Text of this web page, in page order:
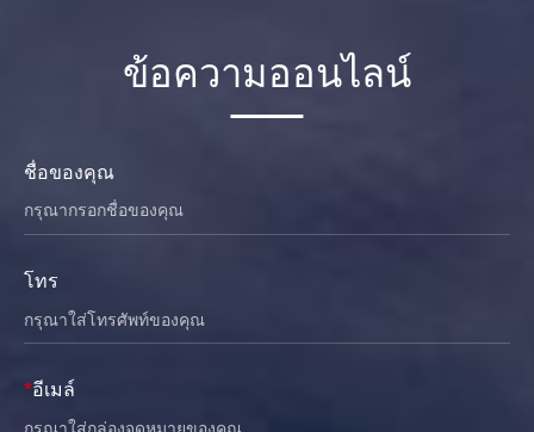
ข้อความออนไลน์
ชื่อของคุณ
โทร
*อีเมล์